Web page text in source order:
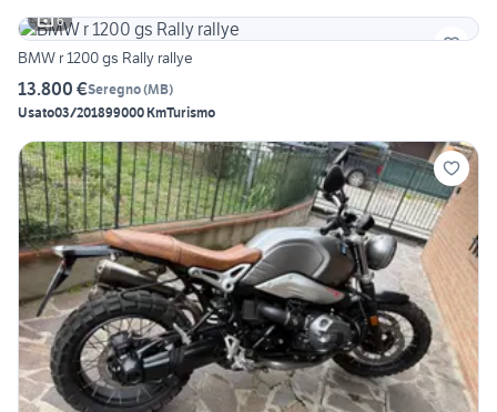
6
BMW r 1200 gs Rally rallye
13.800 €Seregno(MB)
Usato03/201899000 KmTurismo